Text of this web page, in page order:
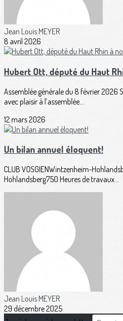
Jean Louis MEYER
8 avril 2026
Hubert Ott, député du Haut
Assemblée générale du 8 février 2026
avec plaisir à l’assemblée...
12 mars 2026
Un bilan annuel éloquent!
CLUB VOSGIENWintzenheim-
Hohlandsberg750 Heures de travaux...
Jean Louis MEYER
29 décembre 2025